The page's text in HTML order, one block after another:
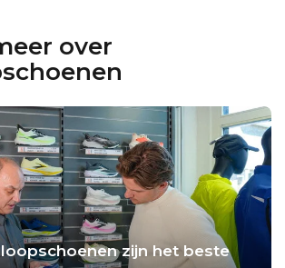
over
zijn het beste